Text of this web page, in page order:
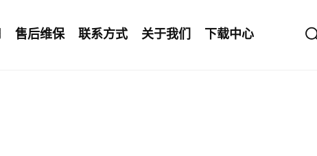
售后维保 联系方式 关于我们 下载中心